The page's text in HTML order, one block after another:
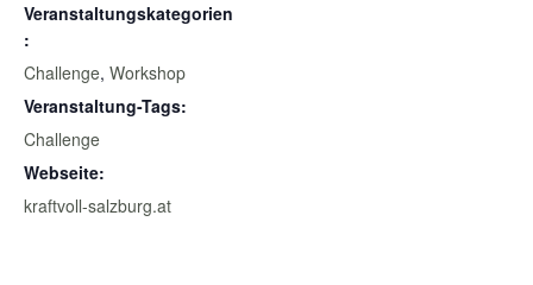
Veranstaltungskategorien
:
Challenge, Workshop
Veranstaltung-Tags:
Challenge
Webseite:
kraftvoll-salzburg.at